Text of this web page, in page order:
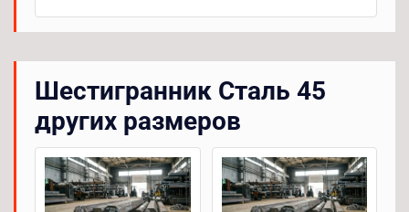
Шестигранник Сталь 45
других размеров